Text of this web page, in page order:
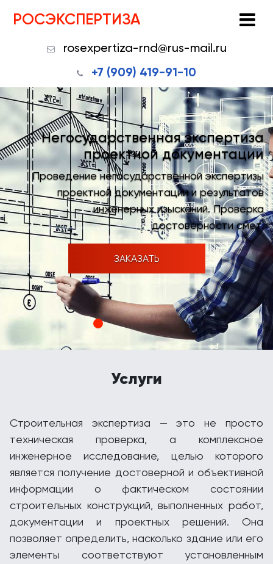
РОСЭКСПЕРТИЗА
rosexpertiza-rnd@rus-mail.ru
+7 (909) 419-91-10
Негосударственная экспертиза
проектной документации
Проведение негосударственной экспертизы
проектной документации и результатов
инженерных изысканий. Проверка
достоверности смет.
ЗАКАЗАТЬ
Услуги
Строительная экспертиза — это не просто
техническая проверка, а комплексное
инженерное исследование, целью которого
является получение достоверной и объективной
информации о фактическом состоянии
строительных конструкций, выполненных работ,
документации и проектных решений. Она
позволяет определить, насколько здание или его
элементы соответствуют установленным